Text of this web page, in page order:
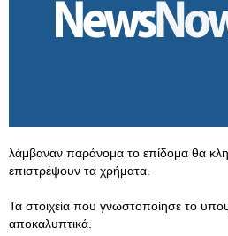
λάμβαναν παράνομα το επίδομα θα
επιστρέψουν τα χρήματα.
Τα στοιχεία που γνωστοποίησε το
αποκαλυπτικά.